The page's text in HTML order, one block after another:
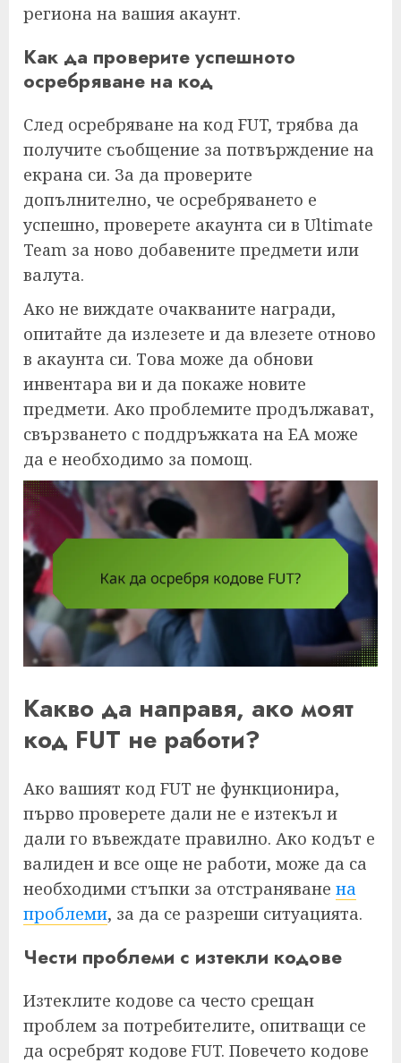
региона на вашия акаунт.
Как да проверите успешното
осребряване на код
След осребряване на код FUT, трябва да
получите съобщение за потвърждение на
екрана си. За да проверите
допълнително, че осребряването е
успешно, проверете акаунта си в Ultimate
Team за ново добавените предмети или
валута.
Ако не виждате очакваните награди,
опитайте да излезете и да влезете отново
в акаунта си. Това може да обнови
инвентара ви и да покаже новите
предмети. Ако проблемите продължават,
свързването с поддръжката на EA може
да е необходимо за помощ.
Какво да направя, ако моят
код FUT не работи?
Ако вашият код FUT не функционира,
първо проверете дали не е изтекъл и
дали го въвеждате правилно. Ако кодът е
валиден и все още не работи, може да са
необходими стъпки за отстраняване на
проблеми, за да се разреши ситуацията.
Чести проблеми с изтекли кодове
Изтеклите кодове са често срещан
проблем за потребителите, опитващи се
да осребрят кодове FUT. Повечето кодове